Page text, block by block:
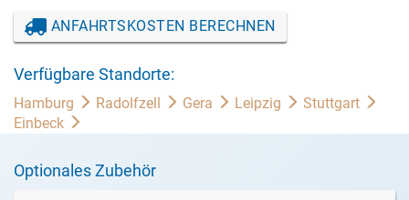
ANFAHRTSKOSTEN BERECHNEN
Verfügbare Standorte:
Hamburg Radolfzell Gera Leipzig
Stuttgart
Einbeck
Optionales Zubehör